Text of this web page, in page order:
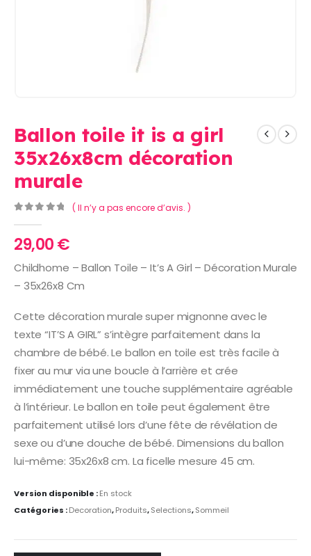
Ballon toile it is a girl
35x26x8cm décoration
murale
( Il n’y a pas encore d’avis. )
29,00€
Childhome – Ballon Toile – It’s A Girl – Décoration Murale
– 35x26x8 Cm
Cette décoration murale super mignonne avec le
texte “IT’S A GIRL” s’intègre parfaitement dans la
chambre de bébé. Le ballon en toile est très facile à
fixer au mur via une boucle à l’arrière et crée
immédiatement une touche supplémentaire agréable
à l’intérieur. Le ballon en toile peut également être
parfaitement utilisé lors d’une fête de révélation de
sexe ou d’une douche de bébé. Dimensions du ballon
lui-même: 35x26x8 cm. La ficelle mesure 45 cm.
Version disponible :En stock
Catégories :Decoration,Produits,Selections,Sommeil